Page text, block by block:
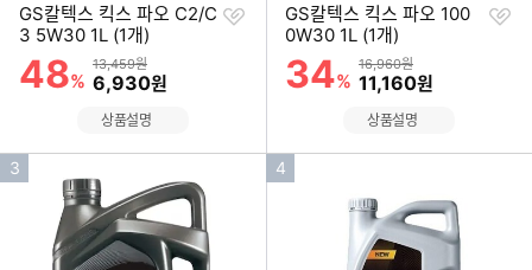
GS칼텍스 킥스 파오 C2/C
3 5W30 1L (1개)
할인률
48%
상품금액
13,459원
할인금액
6,930원
찜
상품설명
GS칼텍스 킥스 파오 100
0W30 1L (1개)
할인률
34%
상품금액
16,960원
할인금액
11,160원
찜
상품설명
인
3
인
4